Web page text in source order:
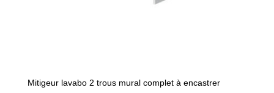
Mitigeur lavabo 2 trous mural complet à encastrer